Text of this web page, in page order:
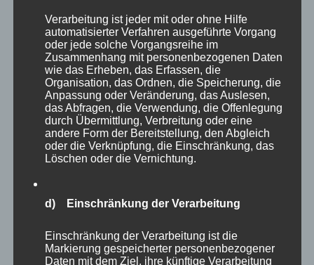
Rebellinnen und Rebellen obliegt. Je näher ich
an den Rebellen dran bin, desto anstrengender
kann der Umgang mit ihnen sein, was ihre
positiven Effekte möglicherweise überspielt.
Verarbeitung ist jeder mit oder ohne Hilfe
automatisierter Verfahren ausgeführte Vorgang
oder jede solche Vorgangsreihe im
Zusammenhang mit personenbezogenen Daten
wie das Erheben, das Erfassen, die
Organisation, das Ordnen, die Speicherung, die
Anpassung oder Veränderung, das Auslesen,
das Abfragen, die Verwendung, die Offenlegung
durch Übermittlung, Verbreitung oder eine
andere Form der Bereitstellung, den Abgleich
oder die Verknüpfung, die Einschränkung, das
Löschen oder die Vernichtung.
d) Einschränkung der Verarbeitung
Einschränkung der Verarbeitung ist die
Markierung gespeicherter personenbezogener
Daten mit dem Ziel, ihre künftige Verarbeitung